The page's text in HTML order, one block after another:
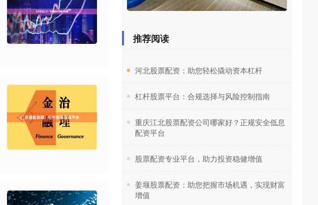
推荐阅读
​河北股票配资：助您轻松撬动资本杠杆
​杠杆股票平台：合规选择与风险控制指南
​重庆江北股票配资公司哪家好？正规安全低息
配资平台
​股票配资专业平台，助力投资稳健增值
​姜堰股票配资：助您把握市场机遇，实现财富
增值